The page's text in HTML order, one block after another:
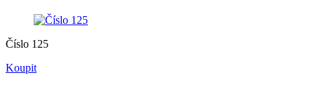
Číslo 125
Koupit